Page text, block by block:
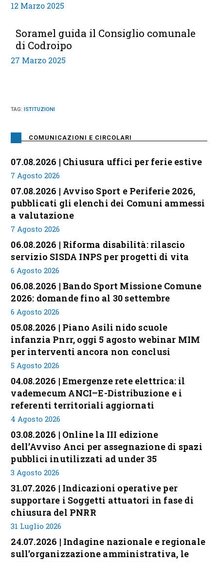
12 Marzo 2025
Soramel guida il Consiglio comunale
di Codroipo
27 Marzo 2025
TAG:ISTITUZIONI
COMUNICAZIONI E CIRCOLARI
07.08.2026 | Chiusura uffici per ferie estive
7 Agosto 2026
07.08.2026 | Avviso Sport e Periferie 2026,
pubblicati gli elenchi dei Comuni ammessi
a valutazione
7 Agosto 2026
06.08.2026 | Riforma disabilità: rilascio
servizio SISDA INPS per progetti di vita
6 Agosto 2026
06.08.2026 | Bando Sport Missione Comune
2026: domande fino al 30 settembre
6 Agosto 2026
05.08.2026 | Piano Asili nido scuole
infanzia Pnrr, oggi 5 agosto webinar MIM
per interventi ancora non conclusi
5 Agosto 2026
04.08.2026 | Emergenze rete elettrica: il
vademecum ANCI–E-Distribuzione e i
referenti territoriali aggiornati
4 Agosto 2026
03.08.2026 | Online la III edizione
dell’Avviso Anci per assegnazione di spazi
pubblici inutilizzati ad under 35
3 Agosto 2026
31.07.2026 | Indicazioni operative per
supportare i Soggetti attuatori in fase di
chiusura del PNRR
31 Luglio 2026
24.07.2026 | Indagine nazionale e regionale
sull’organizzazione amministrativa, le